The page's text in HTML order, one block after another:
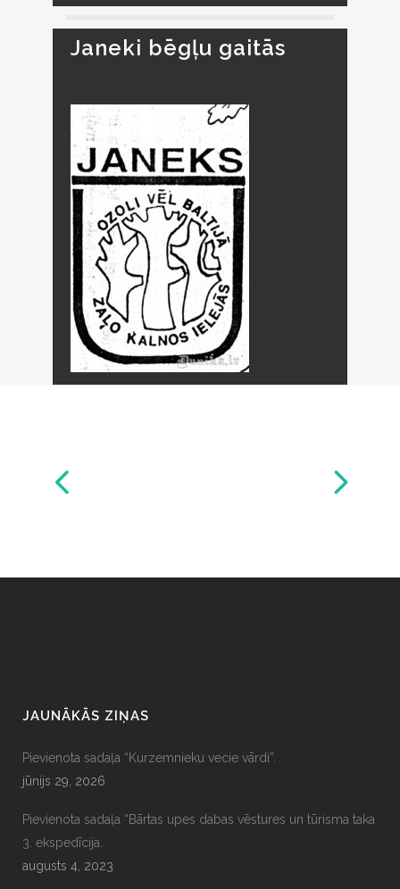
Janeki bēgļu gaitās
JAUNĀKĀS ZIŅAS
Pievienota sadaļa “Kurzemnieku vecie vārdi”.
jūnijs 29, 2026
Pievienota sadaļa “Bārtas upes dabas vēstures un tūrisma taka
3. ekspedīcija.
augusts 4, 2023